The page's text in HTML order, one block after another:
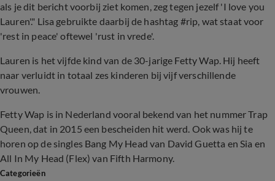
als je dit bericht voorbij ziet komen, zeg tegen jezelf 'I love you
Lauren'." Lisa gebruikte daarbij de hashtag #rip, wat staat voor
'rest in peace' oftewel 'rust in vrede'.
Lauren is het vijfde kind van de 30-jarige Fetty Wap. Hij heeft
naar verluidt in totaal zes kinderen bij vijf verschillende
vrouwen.
Fetty Wap is in Nederland vooral bekend van het nummer Trap
Queen, dat in 2015 een bescheiden hit werd. Ook was hij te
horen op de singles Bang My Head van David Guetta en Sia en
All In My Head (Flex) van Fifth Harmony.
Categorieën